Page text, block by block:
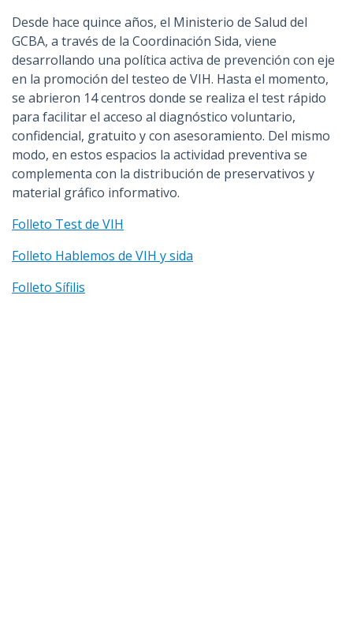
Desde hace quince años, el Ministerio de Salud del
GCBA, a través de la Coordinación Sida, viene
desarrollando una política activa de prevención con eje
en la promoción del testeo de VIH. Hasta el momento,
se abrieron 14 centros donde se realiza el test rápido
para facilitar el acceso al diagnóstico voluntario,
confidencial, gratuito y con asesoramiento. Del mismo
modo, en estos espacios la actividad preventiva se
complementa con la distribución de preservativos y
material gráfico informativo.
Folleto Test de VIH
Folleto Hablemos de VIH y sida
Folleto Sífilis